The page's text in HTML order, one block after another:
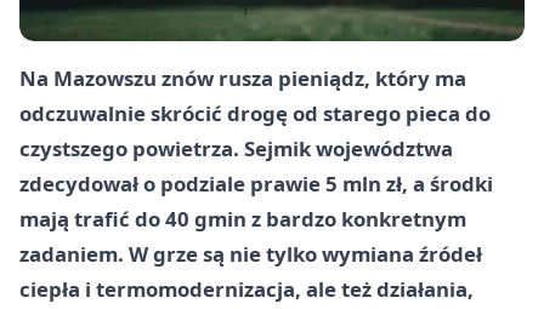
Na Mazowszu znów rusza pieniądz, który ma
odczuwalnie skrócić drogę od starego pieca do
czystszego powietrza. Sejmik województwa
zdecydował o podziale prawie 5 mln zł, a środki
mają trafić do 40 gmin z bardzo konkretnym
zadaniem. W grze są nie tylko wymiana źródeł
ciepła i termomodernizacja, ale też działania,